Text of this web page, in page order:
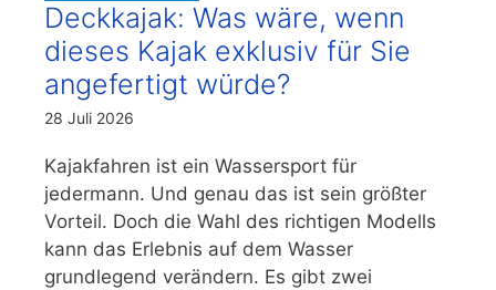
Deckkajak: Was wäre, wenn
dieses Kajak exklusiv für Sie
angefertigt würde?
28 Juli 2026
Kajakfahren ist ein Wassersport für
jedermann. Und genau das ist sein größter
Vorteil. Doch die Wahl des richtigen Modells
kann das Erlebnis auf dem Wasser
grundlegend verändern. Es gibt zwei